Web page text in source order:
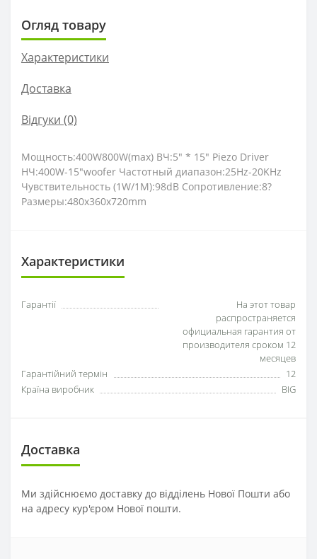
Огляд товару
Характеристики
Доставка
Відгуки (0)
Мощность:400W800W(max) ВЧ:5" * 15" Piezo Driver
НЧ:400W-15"woofer Частотный диапазон:25Hz-20KHz
Чувствительность (1W/1M):98dB Сопротивление:8?
Размеры:480x360x720mm
Характеристики
Гарантії
На этот товар
распространяется
официальная гарантия от
производителя сроком 12
месяцев
Гарантійний термін
12
Країна виробник
BIG
Доставка
Ми здійснюємо доставку до відділень Нової Пошти або
на адресу кур'єром Нової пошти.